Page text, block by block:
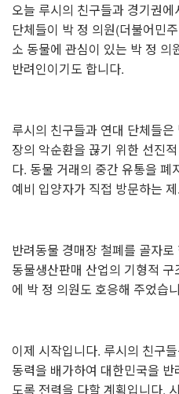
오늘 루시의 친구들과 경기권
단체들이 박 정 의원(더불어민
소 동물에 관심이 있는 박 정
반려인이기도 합니다.
루시의 친구들과 연대 단체들
장의 악순환을 끊기 위한 선진
다. 동물 거래의 중간 유통을 폐
예비 입양자가 직접 방문하는
반려동물 경매장 철폐를 골자
동물생산판매 산업의 기형적
에 박 정 의원도 호응해 주었습
이제 시작입니다. 루시의 친구
동력을 배가하여 대한민국을
도록 전력을 다할 계획입니다.